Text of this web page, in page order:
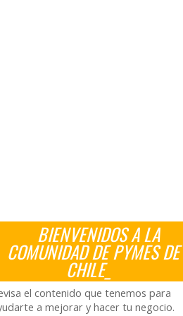
BIENVENIDOS A LA
COMUNIDAD DE PYMES DE
CHILE_
el contenido que tenemos para
a mejorar y hacer tu negocio.